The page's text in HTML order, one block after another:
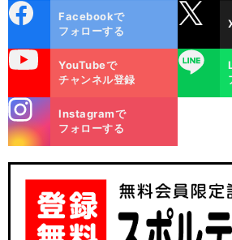
ok
Facebookで
フォローする
YouTubeで
チャンネル登録
LINE
m
Instagramで
フォローする